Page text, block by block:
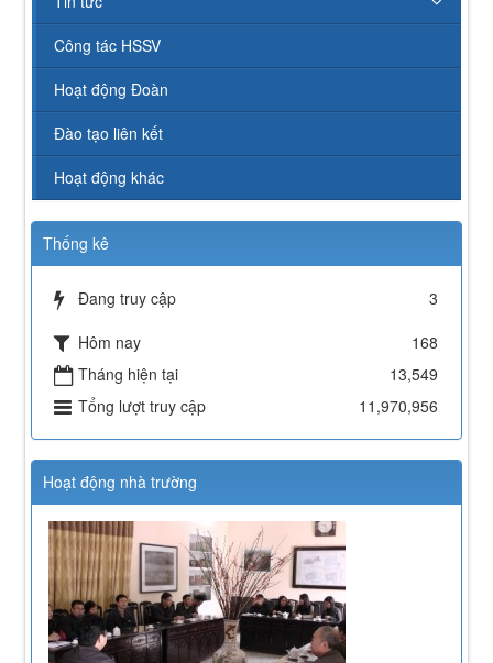
Công tác HSSV
Hoạt động Đoàn
Đào tạo liên kết
Hoạt động khác
Thống kê
Đang truy cập
3
Hôm nay
168
Tháng hiện tại
13,549
Tổng lượt truy cập
11,970,956
Hoạt động nhà trường